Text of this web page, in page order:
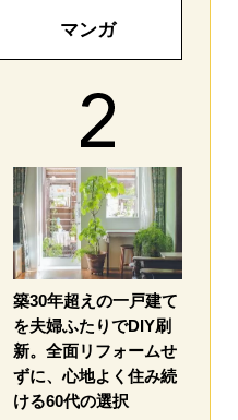
マンガ
築30年超えの一戸建て
を夫婦ふたりでDIY刷
新。全面リフォームせ
ずに、心地よく住み続
ける60代の選択